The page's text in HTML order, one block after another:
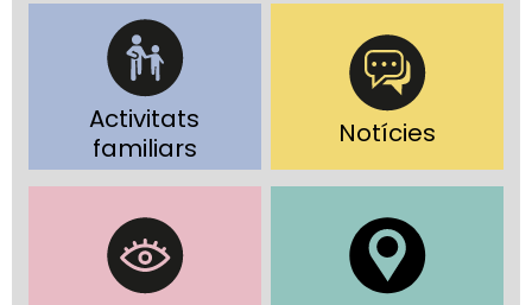
Activitats
familiars
Notícies